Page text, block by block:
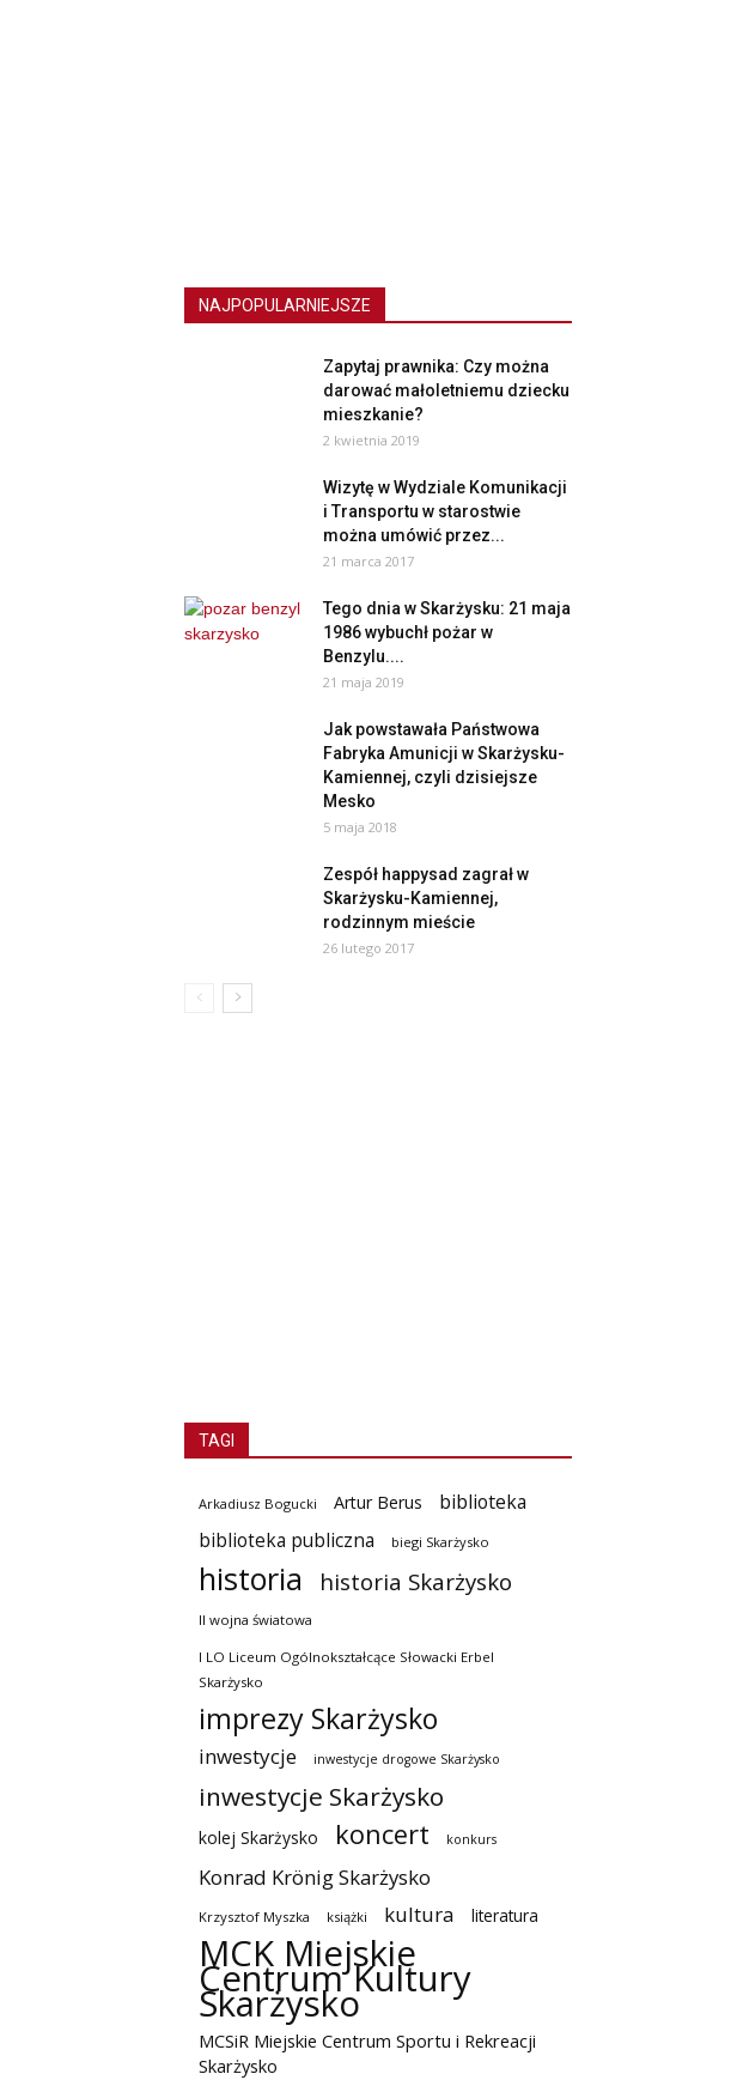
NAJPOPULARNIEJSZE
Zapytaj prawnika: Czy można
darować małoletniemu dziecku
mieszkanie?
2 kwietnia 2019
Wizytę w Wydziale Komunikacji
i Transportu w starostwie
można umówić przez...
21 marca 2017
Tego dnia w Skarżysku: 21 maja
1986 wybuchł pożar w
Benzylu....
21 maja 2019
Jak powstawała Państwowa
Fabryka Amunicji w Skarżysku-
Kamiennej, czyli dzisiejsze
Mesko
5 maja 2018
Zespół happysad zagrał w
Skarżysku-Kamiennej,
rodzinnym mieście
26 lutego 2017
TAGI
Arkadiusz Bogucki Artur Berus
biblioteka
biblioteka publiczna
biegi Skarżysko
historia historia Skarżysko
II wojna światowa
I LO Liceum Ogólnokształcące Słowacki Erbel
Skarżysko
imprezy Skarżysko
inwestycje inwestycje drogowe Skarżysko
inwestycje Skarżysko
kolej Skarżysko koncert konkurs
Konrad Krönig Skarżysko
Krzysztof Myszka książki kultura literatura
MCK Miejskie
Centrum Kultury
Skarżysko
MCSiR Miejskie Centrum Sportu i Rekreacji
Skarżysko